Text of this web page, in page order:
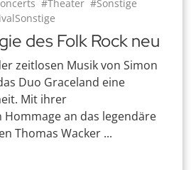
#Theater #Sonstige
des Folk Rock neu
zeitlosen Musik von Simon
Duo Graceland eine
Mit ihrer
an das legendäre
Thomas Wacker ...